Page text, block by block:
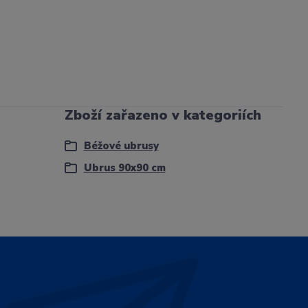
Zboží zařazeno v kategoriích
Béžové ubrusy
Ubrus 90x90 cm